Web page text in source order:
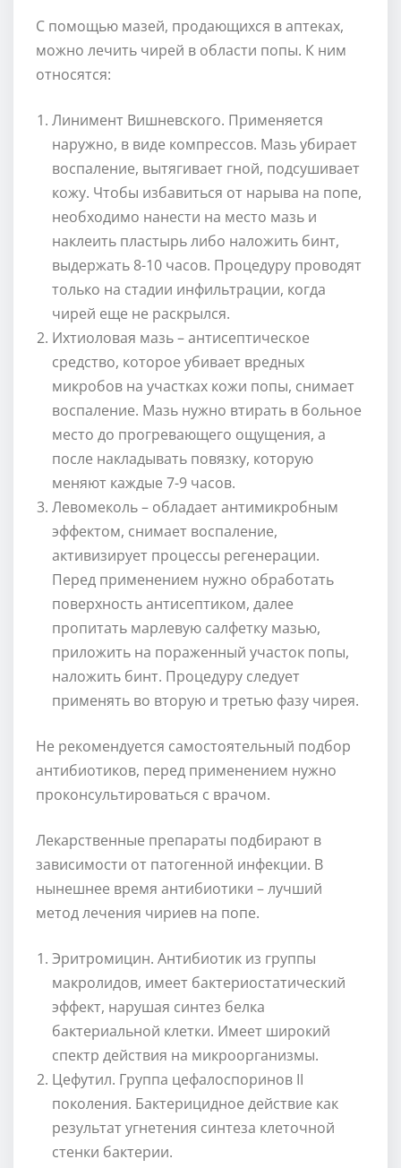
С помощью мазей, продающихся в аптеках,
можно лечить чирей в области попы. К ним
относятся:
Линимент Вишневского. Применяется
наружно, в виде компрессов. Мазь убирает
воспаление, вытягивает гной, подсушивает
кожу. Чтобы избавиться от нарыва на попе,
необходимо нанести на место мазь и
наклеить пластырь либо наложить бинт,
выдержать 8-10 часов. Процедуру проводят
только на стадии инфильтрации, когда
чирей еще не раскрылся.
Ихтиоловая мазь – антисептическое
средство, которое убивает вредных
микробов на участках кожи попы, снимает
воспаление. Мазь нужно втирать в больное
место до прогревающего ощущения, а
после накладывать повязку, которую
меняют каждые 7-9 часов.
Левомеколь – обладает антимикробным
эффектом, снимает воспаление,
активизирует процессы регенерации.
Перед применением нужно обработать
поверхность антисептиком, далее
пропитать марлевую салфетку мазью,
приложить на пораженный участок попы,
наложить бинт. Процедуру следует
применять во вторую и третью фазу чирея.
Не рекомендуется самостоятельный подбор
антибиотиков, перед применением нужно
проконсультироваться с врачом.
Лекарственные препараты подбирают в
зависимости от патогенной инфекции. В
нынешнее время антибиотики – лучший
метод лечения чириев на попе.
Эритромицин. Антибиотик из группы
макролидов, имеет бактериостатический
эффект, нарушая синтез белка
бактериальной клетки. Имеет широкий
спектр действия на микроорганизмы.
Цефутил. Группа цефалоспоринов II
поколения. Бактерицидное действие как
результат угнетения синтеза клеточной
стенки бактерии.